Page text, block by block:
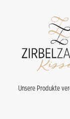
Unsere Produkte